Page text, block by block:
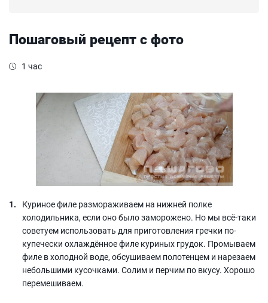
Пошаговый рецепт с фото
1 час
Куриное филе размораживаем на нижней полке
холодильника, если оно было заморожено. Но мы всё-таки
советуем использовать для приготовления гречки по-
купечески охлаждённое филе куриных грудок. Промываем
филе в холодной воде, обсушиваем полотенцем и нарезаем
небольшими кусочками. Солим и перчим по вкусу. Хорошо
перемешиваем.